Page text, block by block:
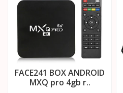
FACE241 BOX ANDROID
MXQ pro 4gb r..